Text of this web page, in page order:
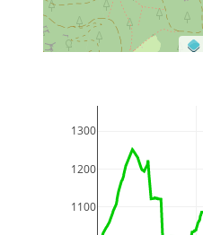
1100
1200
1300